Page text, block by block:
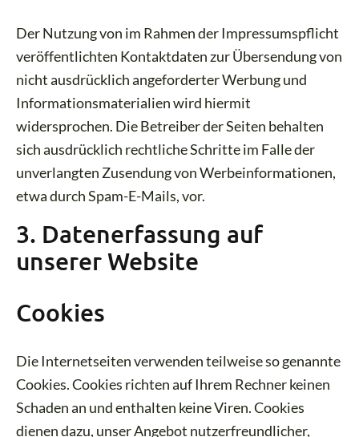
Der Nutzung von im Rahmen der Impressumspflicht
veröffentlichten Kontaktdaten zur Übersendung von
nicht ausdrücklich angeforderter Werbung und
Informationsmaterialien wird hiermit
widersprochen. Die Betreiber der Seiten behalten
sich ausdrücklich rechtliche Schritte im Falle der
unverlangten Zusendung von Werbeinformationen,
etwa durch Spam-E-Mails, vor.
3. Datenerfassung auf
unserer Website
Cookies
Die Internetseiten verwenden teilweise so genannte
Cookies. Cookies richten auf Ihrem Rechner keinen
Schaden an und enthalten keine Viren. Cookies
dienen dazu, unser Angebot nutzerfreundlicher,